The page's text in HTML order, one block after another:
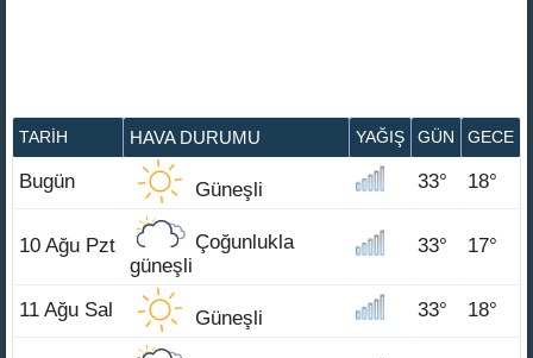
TARIH HAVA DURUMU YAĞIŞ GÜN GECE
Bugün Güneşli 33° 18°
10 Ağu Pzt
Çoğunlukla
güneşli
33° 17°
11 Ağu Sal Güneşli 33° 18°